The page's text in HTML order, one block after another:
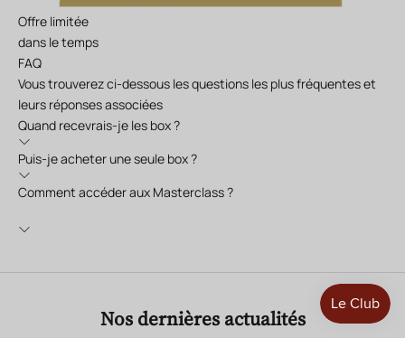
Offre limitée
dans le temps
FAQ
Vous trouverez ci-dessous les questions les plus fréquentes et
leurs réponses associées
Quand recevrais-je les box ?
Puis-je acheter une seule box ?
Comment accéder aux Masterclass ?
Nos dernières actualités